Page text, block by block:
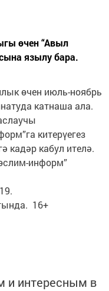
өчен “Авыл
язылу бара.
өчен июль-ноябрь
катнаша ала.
китерүегез
кадәр кабул ителә.
информ”
16+
и интересным в